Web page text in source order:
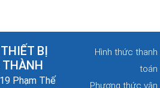
BỊ
THÀNH
Phạm Thế
Hình thức thanh
toán
Phương thức vận